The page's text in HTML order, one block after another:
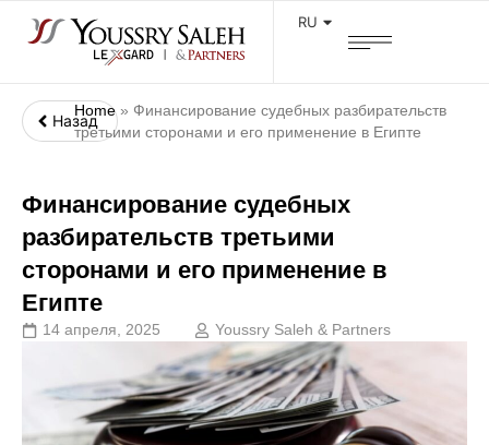
RU
Назад
Home» Финансирование судебных разбирательств
третьими сторонами и его применение в Египте
Финансирование судебных
разбирательств третьими
сторонами и его применение в
Египте
14 апреля, 2025 Youssry Saleh & Partners